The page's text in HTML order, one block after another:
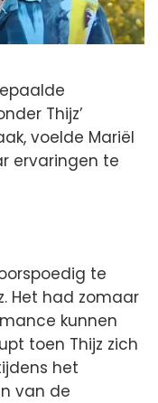
Thijz’
voelde Mariël
ervaringen te
te
Het had zomaar
kunnen
toen Thijz zich
het
van de